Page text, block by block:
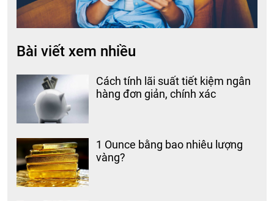
Bài viết xem nhiều
Cách tính lãi suất tiết kiệm ngân
hàng đơn giản, chính xác
1 Ounce bằng bao nhiêu lượng
vàng?